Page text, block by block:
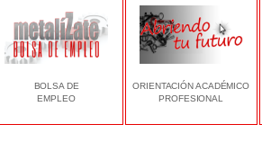
BOLSA DE
EMPLEO
ORIENTACIÓN ACADÉMICO
PROFESIONAL